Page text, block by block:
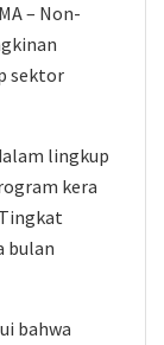
– Non-
sektor
lingkup
kera
bulan
bahwa